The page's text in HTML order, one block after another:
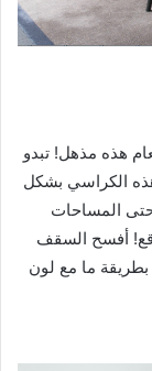
هذه مذهل! تبدو
الكراسي بشكل
المساحات
أفسح السقف
بطريقة ما مع لون